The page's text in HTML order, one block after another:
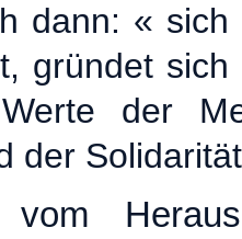
dann: «
gründet
der
der
vom